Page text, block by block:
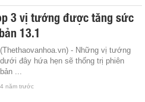
3 vị tướng được tăng sức
13.1
(Thethaovanhoa.vn) - Những vị tướng
dưới đây hứa hẹn sẽ thống trị phiên
bản ...
4 năm trước